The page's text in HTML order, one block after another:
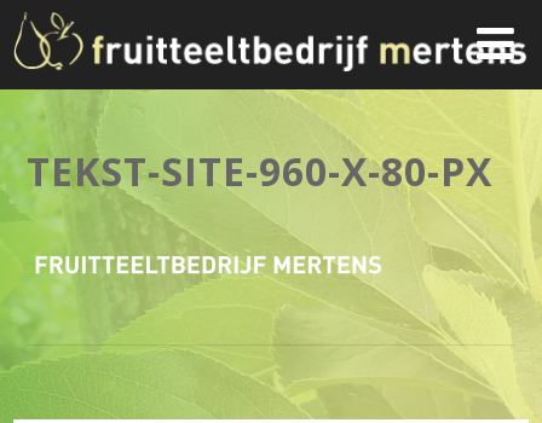
TEKST-SITE-960-X-80-PX